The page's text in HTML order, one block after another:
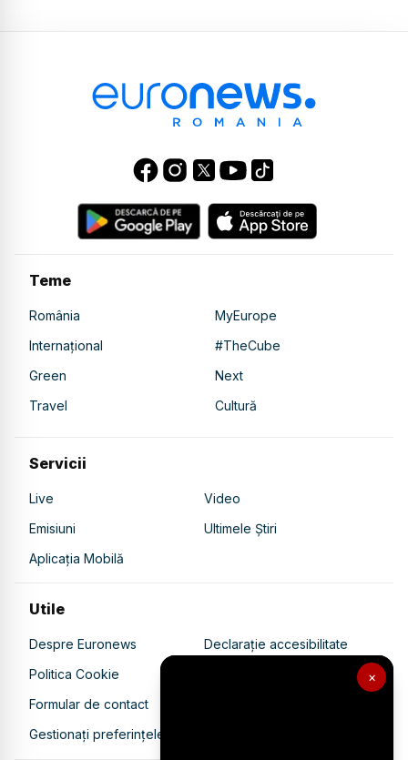
×
Teme
România
MyEurope
Internațional
#TheCube
Green
Next
Travel
Cultură
Servicii
Live
Video
Emisiuni
Ultimele Știri
Aplicația Mobilă
Utile
Despre Euronews
Declarație accesibilitate
Politica Cookie
Politica de confidențialitate
Formular de contact
Gestionați preferințele